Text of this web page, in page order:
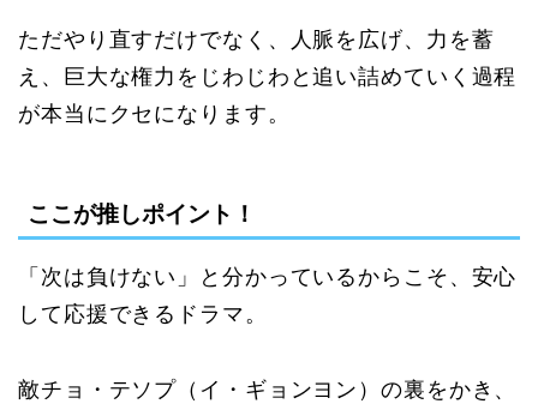
ただやり直すだけでなく、人脈を広げ、力を蓄
え、巨大な権力をじわじわと追い詰めていく過程
が本当にクセになります。
ここが推しポイント！
「次は負けない」と分かっているからこそ、安心
して応援できるドラマ。
敵チョ・テソプ（イ・ギョンヨン）の裏をかき、